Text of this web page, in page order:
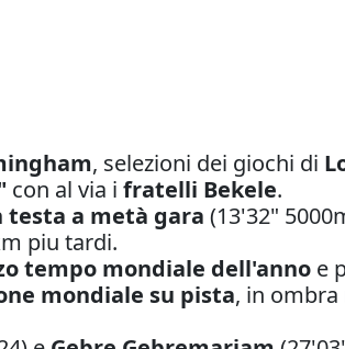
, selezioni dei giochi di
con al via i fratelli Bekele.
testa a metà gara (13'32"
piu tardi.
tempo mondiale dell'anno e
mondiale su pista, in